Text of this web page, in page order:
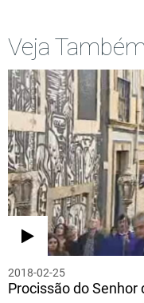
Veja Também
2018-02-25
Procissão do Senhor